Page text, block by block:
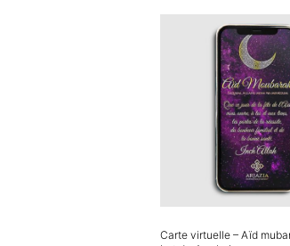
Carte virtuelle – Aïd